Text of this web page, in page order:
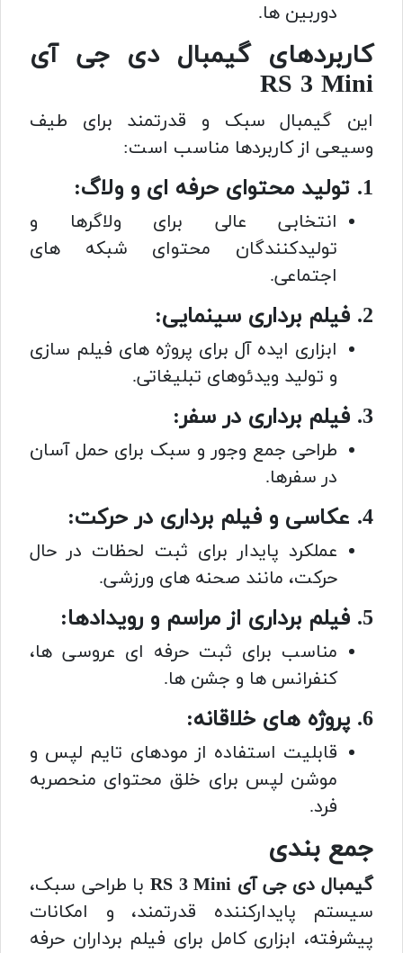
دوربین ها.
کاربردهای گیمبال دی جی آی
RS 3 Mini
این گیمبال سبک و قدرتمند برای طیف
وسیعی از کاربردها مناسب است:
1. تولید محتوای حرفه ای و ولاگ:
انتخابی عالی برای ولاگرها و
تولیدکنندگان محتوای شبکه های
اجتماعی.
2. فیلم برداری سینمایی:
ابزاری ایده آل برای پروژه های فیلم سازی
و تولید ویدئوهای تبلیغاتی.
3. فیلم برداری در سفر:
طراحی جمع وجور و سبک برای حمل آسان
در سفرها.
4. عکاسی و فیلم برداری در حرکت:
عملکرد پایدار برای ثبت لحظات در حال
حرکت، مانند صحنه های ورزشی.
5. فیلم برداری از مراسم و رویدادها:
مناسب برای ثبت حرفه ای عروسی ها،
کنفرانس ها و جشن ها.
6. پروژه های خلاقانه:
قابلیت استفاده از مودهای تایم لپس و
موشن لپس برای خلق محتوای منحصربه
فرد.
جمع بندی
گیمبال دی جی آی RS 3 Mini
با طراحی سبک،
سیستم پایدارکننده قدرتمند، و امکانات
پیشرفته، ابزاری کامل برای فیلم برداران حرفه